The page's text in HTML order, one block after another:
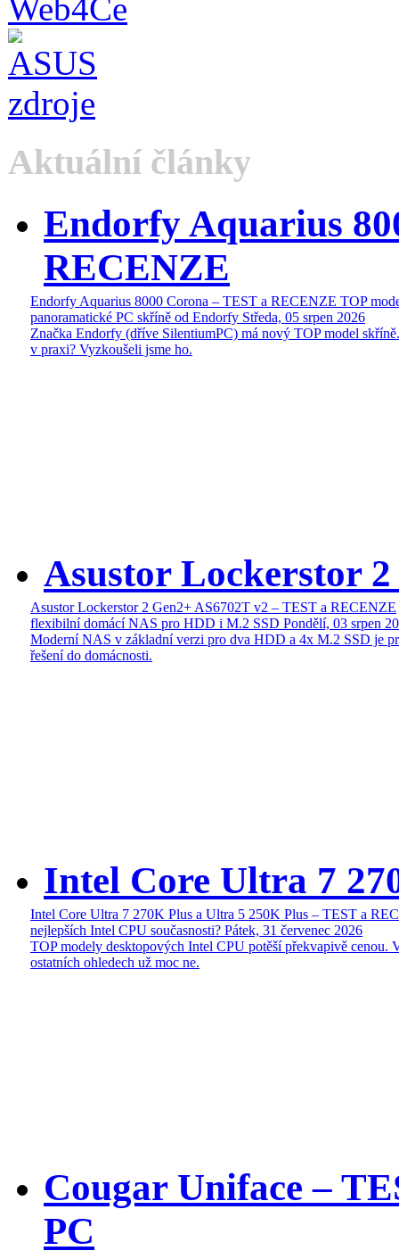
Aktuální články
Endorfy Aquarius
RECENZE
Endorfy Aquarius 8000 Corona – TEST a RECENZE TOP
panoramatické PC skříně od Endorfy Středa, 05 srpen 2026
Značka Endorfy (dříve SilentiumPC) má nový TOP model
v praxi? Vyzkoušeli jsme ho.
Asustor Lockerstor
Asustor Lockerstor 2 Gen2+ AS6702T v2 – TEST a RECENZE
flexibilní domácí NAS pro HDD i M.2 SSD Pondělí, 03 srpen
Moderní NAS v základní verzi pro dva HDD a 4x M.2 SSD je
řešení do domácnosti.
Intel Core Ultra 7
Intel Core Ultra 7 270K Plus a Ultra 5 250K Plus – TEST a
nejlepších Intel CPU současnosti? Pátek, 31 červenec 2026
TOP modely desktopových Intel CPU potěší překvapivě cenou.
ostatních ohledech už moc ne.
Cougar Uniface –
PC